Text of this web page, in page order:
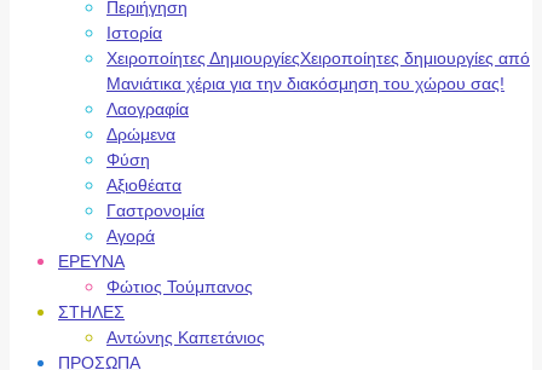
Περιήγηση
Ιστορία
Χειροποίητες ΔημιουργίεςΧειροποίητες δημιουργίες από
Μανιάτικα χέρια για την διακόσμηση του χώρου σας!
Λαογραφία
Δρώμενα
Φύση
Αξιοθέατα
Γαστρονομία
Αγορά
ΕΡΕΥΝΑ
Φώτιος Τούμπανος
ΣΤΗΛΕΣ
Αντώνης Καπετάνιος
ΠΡΟΣΩΠΑ